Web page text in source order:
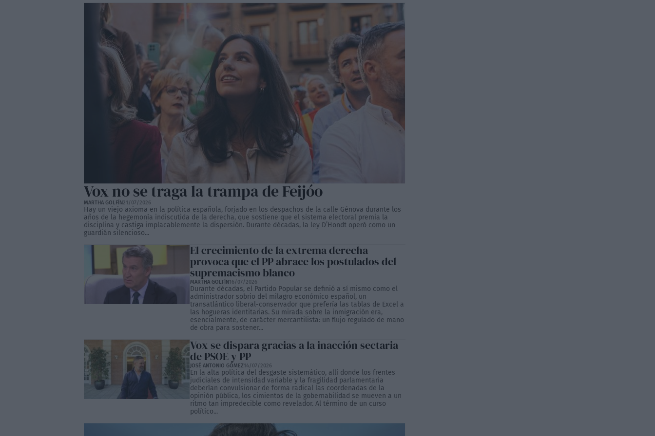
Vox no se traga la trampa de Feijóo
MARTHA GOLFÍN21/07/2026
Hay un viejo axioma en la política española, forjado en los despachos de la calle Génova durante los
años de la hegemonía indiscutida de la derecha, que sostiene que el sistema electoral premia la
disciplina y castiga implacablemente la dispersión. Durante décadas, la ley D’Hondt operó como un
guardián silencioso...
El crecimiento de la extrema derecha
provoca que el PP abrace los postulados del
supremacismo blanco
MARTHA GOLFÍN16/07/2026
Durante décadas, el Partido Popular se definió a sí mismo como el
administrador sobrio del milagro económico español, un
transatlántico liberal-conservador que prefería las tablas de Excel a
las hogueras identitarias. Su mirada sobre la inmigración era,
esencialmente, de carácter mercantilista: un flujo regulado de mano
de obra para sostener...
Vox se dispara gracias a la inacción sectaria
de PSOE y PP
JOSÉ ANTONIO GÓMEZ14/07/2026
En la alta política del desgaste sistemático, allí donde los frentes
judiciales de intensidad variable y la fragilidad parlamentaria
deberían convulsionar de forma radical las coordenadas de la
opinión pública, los cimientos de la gobernabilidad se mueven a un
ritmo tan impredecible como revelador. Al término de un curso
político...